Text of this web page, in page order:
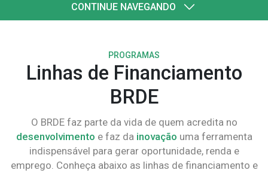
CONTINUE NAVEGANDO
PROGRAMAS
Linhas de Financiamento
BRDE
O BRDE faz parte da vida de quem acredita no
desenvolvimento e faz da inovação uma ferramenta
indispensável para gerar oportunidade, renda e
emprego. Conheça abaixo as linhas de financiamento e